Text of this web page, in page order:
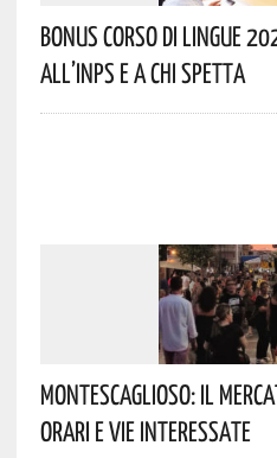
Bonus Corso Di Lingue
All’INPS E A Chi Spetta
Montescaglioso: Il
Orari E Vie Interessate